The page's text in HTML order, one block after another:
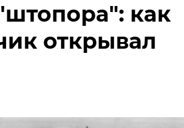
как
открывал